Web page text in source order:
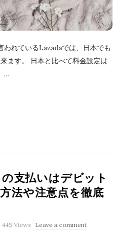
れているLazadaでは、日本でも
ます。 日本と比べて料金設定は
…
支払いはデビット
法や注意点を徹底
445 Views Leave a comment